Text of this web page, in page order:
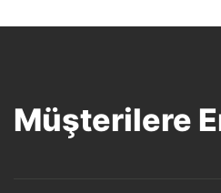
Müşterilere